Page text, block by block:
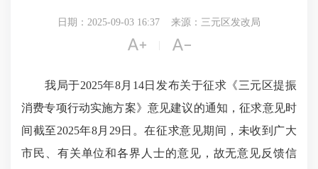
日期：2025-09-03 16:37 来源：三元区发改局
 
我局于2025年8月14日发布关于征求《三元区提振
消费专项行动实施方案》意见建议的通知，征求意见时
间截至2025年8月29日。在征求意见期间，未收到广大
市民、有关单位和各界人士的意见，故无意见反馈信